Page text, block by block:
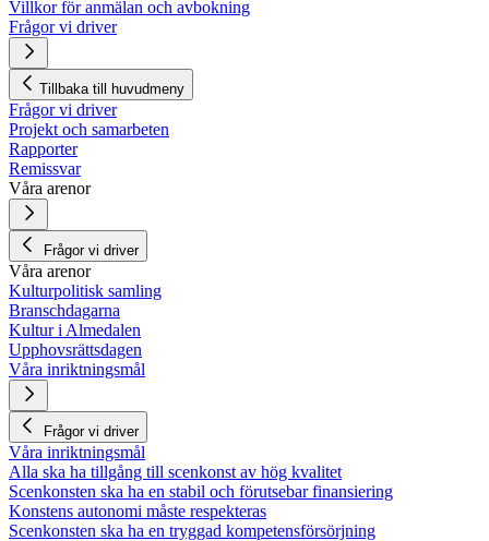
Villkor för anmälan och avbokning
Frågor vi driver
Tillbaka till huvudmeny
Frågor vi driver
Projekt och samarbeten
Rapporter
Remissvar
Våra arenor
Frågor vi driver
Våra arenor
Kulturpolitisk samling
Branschdagarna
Kultur i Almedalen
Upphovsrättsdagen
Våra inriktningsmål
Frågor vi driver
Våra inriktningsmål
Alla ska ha tillgång till scenkonst av hög kvalitet
Scenkonsten ska ha en stabil och förutsebar finansiering
Konstens autonomi måste respekteras
Scenkonsten ska ha en tryggad kompetensförsörjning